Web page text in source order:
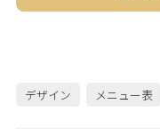
デザイン メニュー表